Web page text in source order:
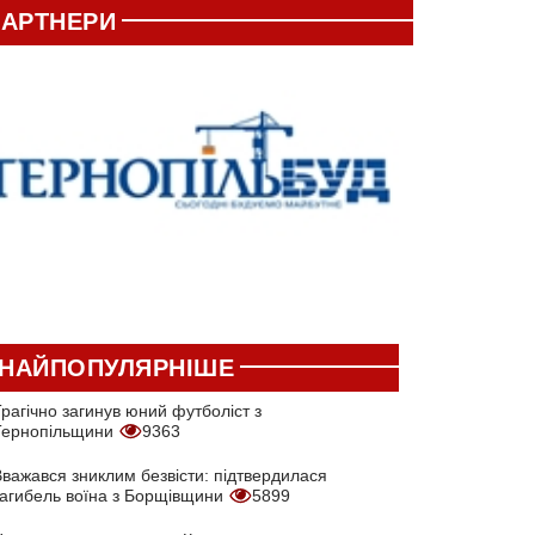
загинув юний футболіст з
9363
зниклим безвісти: підтвердилася
воїна з Борщівщини
5899